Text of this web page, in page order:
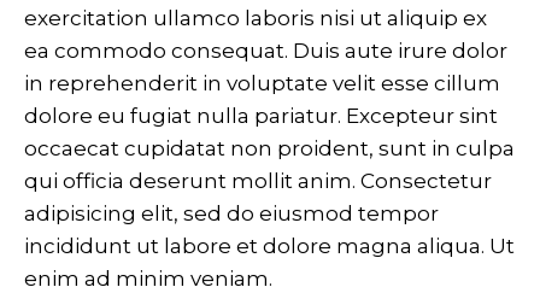
LOGIN
exercitation ullamco laboris nisi ut aliquip ex
ea commodo consequat. Duis aute irure dolor
in reprehenderit in voluptate velit esse cillum
dolore eu fugiat nulla pariatur. Excepteur sint
occaecat cupidatat non proident, sunt in culpa
qui officia deserunt mollit anim. Consectetur
adipisicing elit, sed do eiusmod tempor
incididunt ut labore et dolore magna aliqua. Ut
enim ad minim veniam.